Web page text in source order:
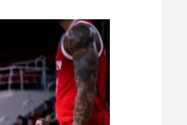
תקנון משתתפים וזוכים בפרסים
תקנון עבור פעילות אלקטרה
תקנון עבור פעילות ספורט 1 – "מרלן"
גיימינג E-Sports